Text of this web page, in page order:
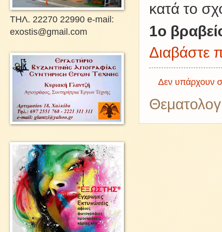
κατά το
1ο
Διαβάστε
Δεν υπάρχουν
ΤΗΛ. 22270 22990 e-mail:
exostis@gmail.com